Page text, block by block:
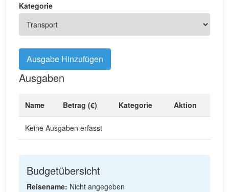
Kategorie
Ausgabe Hinzufügen
Ausgaben
Name Betrag (€) Kategorie Aktion
Keine Ausgaben erfasst
Budgetübersicht
Reisename: Nicht angegeben